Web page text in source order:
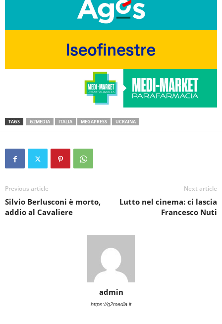
TAGS G2MEDIA ITALIA MEGAPRESS UCRAINA
Previous article
Silvio Berlusconi è morto,
addio al Cavaliere
Next article
Lutto nel cinema: ci lascia
Francesco Nuti
admin
https://g2media.it